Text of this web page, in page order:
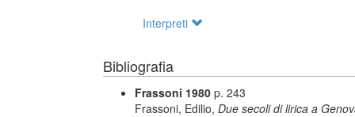
Interpreti
Bibliografia
Frassoni 1980 p. 243
Frassoni, Edilio, Due secoli di lirica a